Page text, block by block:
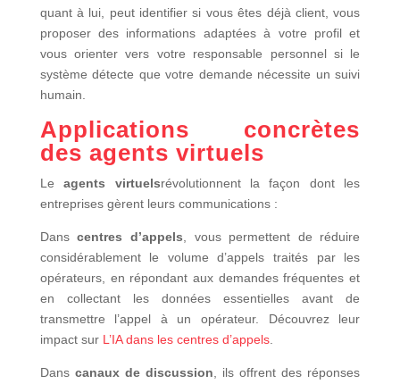
quant à lui, peut identifier si vous êtes déjà client, vous
proposer des informations adaptées à votre profil et
vous orienter vers votre responsable personnel si le
système détecte que votre demande nécessite un suivi
humain.
Applications concrètes
des agents virtuels
Leagents virtuelsrévolutionnent la façon dont les
entreprises gèrent leurs communications :
Danscentres d’appels , vous permettent de réduire
considérablement le volume d’appels traités par les
opérateurs, en répondant aux demandes fréquentes et
en collectant les données essentielles avant de
transmettre l’appel à un opérateur. Découvrez leur
impact surL’IA dans les centres d’appels.
Dans canaux de discussion , ils offrent des réponses